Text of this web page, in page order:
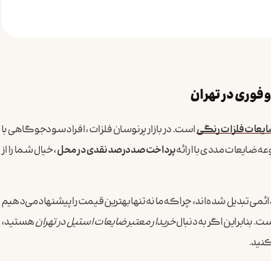
فلزات رنگیاست. در بازار پرنوسان فلزات، افراد سودجو گاهی با
ضایعات مددی با ارائهپرداخت صددرصد نقدی در محل، خیال شما را از
تبدیل شده‌اند، چرا که ما نه‌تنها بهترین قیمت را پیشنهاد می‌دهیم
اگر به دنبالخریدار معتبر ضایعات استیل در تهرانهستید،